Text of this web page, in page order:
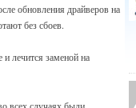
обновления драйверов на
без сбоев.
и лечится заменой на
всех случаях были